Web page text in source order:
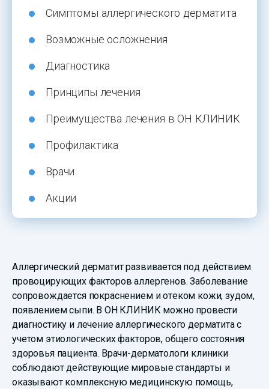
Симптомы аллергического дерматита
Возможные осложнения
Диагностика
Принципы лечения
Преимущества лечения в ОН КЛИНИК
Профилактика
Врачи
Акции
Аллергический дерматит развивается под действием
провоцирующих факторов аллергенов. Заболевание
сопровождается покраснением и отеком кожи, зудом,
появлением сыпи. В ОН КЛИНИК можно провести
диагностику и лечение аллергического дерматита с
учетом этиологических факторов, общего состояния
здоровья пациента. Врачи-дерматологи клиники
соблюдают действующие мировые стандарты и
оказывают комплексную медицинскую помощь,